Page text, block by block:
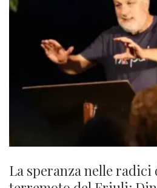
La speranza nelle radici